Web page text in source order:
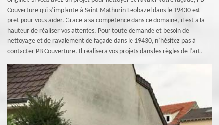
Couverture qui s’implante à Saint Mathurin Leobazel dans le 19430 est
prêt pour vous aider. Grâce à sa compétence dans ce domaine, il est à la
hauteur de réaliser vos attentes. Pour toute demande et besoin de
nettoyage et de ravalement de façade dans le 19430, n’hésitez pas à
contacter PB Couverture. Il réalisera vos projets dans les règles de l’art.